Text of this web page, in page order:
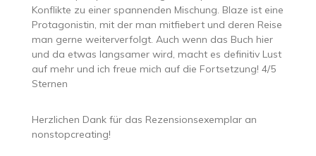
Konflikte zu einer spannenden Mischung. Blaze ist eine
Protagonistin, mit der man mitfiebert und deren Reise
man gerne weiterverfolgt. Auch wenn das Buch hier
und da etwas langsamer wird, macht es definitiv Lust
auf mehr und ich freue mich auf die Fortsetzung! 4/5
Sternen
Herzlichen Dank für das Rezensionsexemplar an
nonstopcreating!